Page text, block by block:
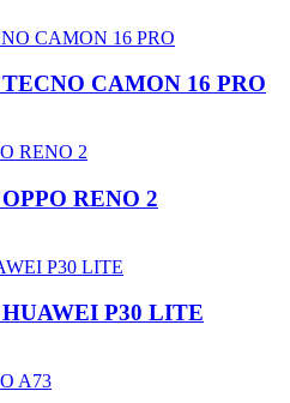
CAMON 16 PRO
RENO 2
P30 LITE